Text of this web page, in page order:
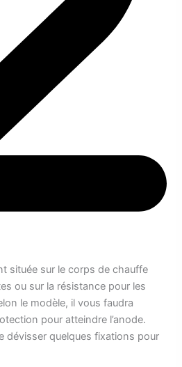
située sur le corps de chauffe
ou sur la résistance pour les
le modèle, il vous faudra
pour atteindre l’anode.
dévisser quelques fixations pour